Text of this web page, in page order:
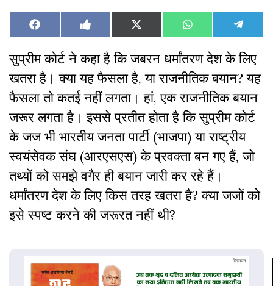
Share
on
Facebook Share
on
Like
on
Facebook
Share
on
X
(Twitter)
Share
on
WhatsAppShare
on
सुप्रीम कोर्ट ने कहा है कि जबरन धर्मांतरण देश के लिए
खतरा है। क्या यह फैसला है, या राजनीतिक बयान? यह
फैसला तो कतई नहीं लगता। हां, एक राजनीतिक बयान
जरूर लगता है। इससे प्रतीत होता है कि सुप्रीम कोर्ट
के जज भी भारतीय जनता पार्टी (भाजपा) या राष्ट्रीय
स्वयंसेवक संघ (आरएसएस) के प्रवक्ता बन गए हैं, जो
तथ्यों को समझे वगैर ही बयान जारी कर रहे हैं।
धर्मांतरण देश के लिए किस तरह खतरा है? क्या जजों को
इसे स्पष्ट करने की जरूरत नहीं थी?